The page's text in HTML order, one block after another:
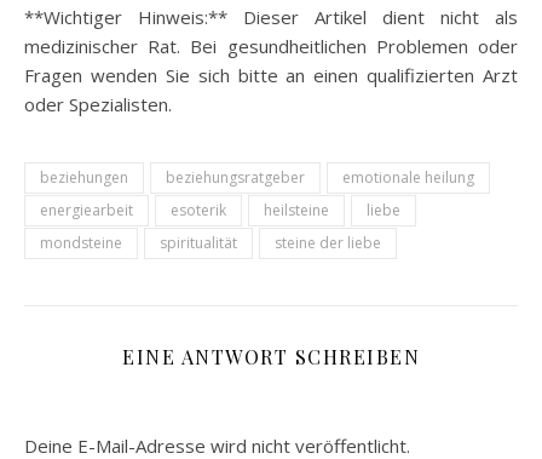
**Wichtiger Hinweis:** Dieser Artikel dient nicht als
medizinischer Rat. Bei gesundheitlichen Problemen oder
Fragen wenden Sie sich bitte an einen qualifizierten Arzt
oder Spezialisten.
beziehungen beziehungsratgeber
emotionale heilung
energiearbeit
esoterik heilsteine
liebe
mondsteine
spiritualität steine der liebe
EINE ANTWORT SCHREIBEN
Deine E-Mail-Adresse wird nicht veröffentlicht.